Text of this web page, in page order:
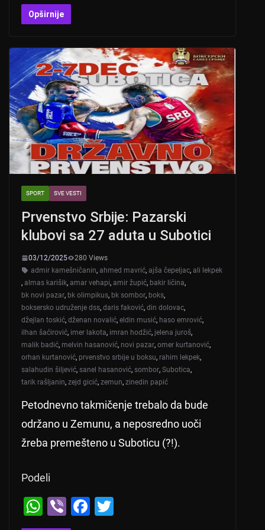
at
A
p
p
er
b
o
o
k
Opširnije
SPORT SVE VESTI
Prvenstvo Srbije: Pazarski
klubovi sa 27 aduta u Subotici
03/12/2025
280 Views
admir kamešničanin, ahmed mavrić, ajša čepeljac, ali lekpek
, almas karišik, amar vehapi, amir župić, bakir ličina,
bk novi pazar, bk olimpikus, bk sombor, boks,
boksersko udruženje dss, daris faković, din dolovac,
džejlan toskić, dženan novalić, eldin musić, haso emrović,
ilhan šaćirović, imer lakota, imran hodžić, jelena juroš,
malik badić, melvin hasanović, novi pazar, omer kurtanović,
orhan kurtanović, prvenstvo srbije u boksu, rahim lekpek,
salahudin šiljević, sanel hasanović, sombor, Subotica,
tarik rašljanin, zejd gicić, zemun, zinedin papić
Petodnevno takmičenje trebalo da bude
održano u Zemunu, a neposredno uoči
žreba premešteno u Suboticu (?!).
Podeli
W
h
Vi
b
F